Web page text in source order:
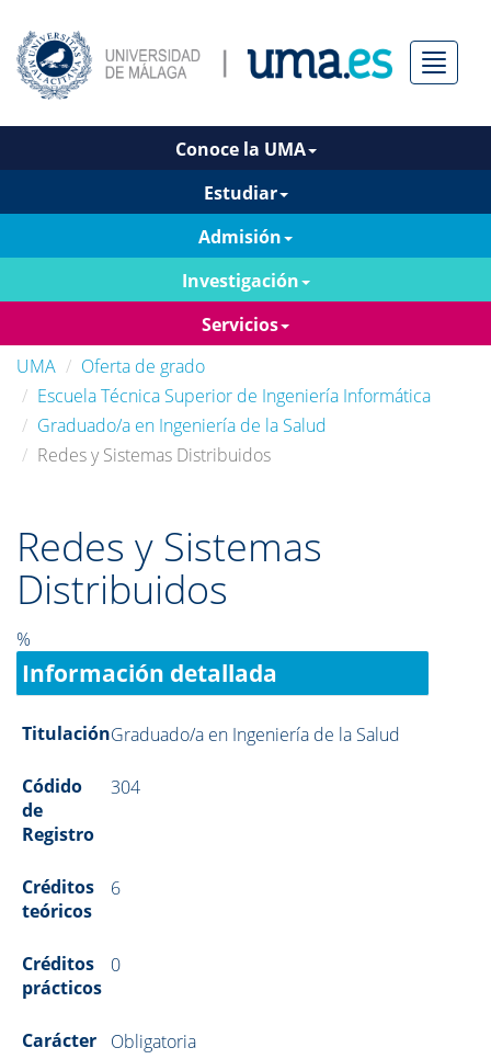
Menú
Conoce la UMA
Estudiar
Admisión
Investigación
Servicios
UMA
Oferta de grado
Escuela Técnica Superior de Ingeniería Informática
Graduado/a en Ingeniería de la Salud
Redes y Sistemas Distribuidos
Redes y Sistemas
Distribuidos
%
Información detallada
TitulaciónGraduado/a en Ingeniería de la Salud
Códido
de
Registro
304
Créditos
teóricos
6
Créditos
prácticos
0
Carácter Obligatoria